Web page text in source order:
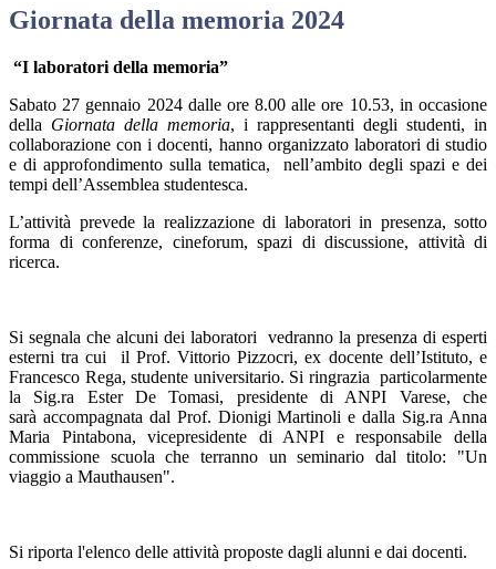
Giornata della memoria 2024
“I laboratori della memoria”
Sabato 27 gennaio 2024 dalle ore 8.00 alle ore 10.53, in occasione
della Giornata della memoria, i rappresentanti degli studenti, in
collaborazione con i docenti, hanno organizzato laboratori di studio
e di approfondimento sulla tematica, nell’ambito degli spazi e dei
tempi dell’Assemblea studentesca.
L’attività prevede la realizzazione di laboratori in presenza, sotto
forma di conferenze, cineforum, spazi di discussione, attività di
ricerca.
Si segnala che alcuni dei laboratori vedranno la presenza di esperti
esterni tra cui
il Prof. Vittorio Pizzocri, ex docente dell’Istituto, e
Francesco Rega, studente universitario. Si ringrazia particolarmente
la Sig.ra Ester De Tomasi, presidente di ANPI Varese, che
sarà accompagnata dal Prof. Dionigi Martinoli e dalla Sig.ra Anna
Maria Pintabona, vicepresidente di ANPI e responsabile della
commissione scuola che terranno un seminario dal titolo: "Un
viaggio a Mauthausen".
Si riporta l'elenco delle attività proposte dagli alunni e dai docenti.